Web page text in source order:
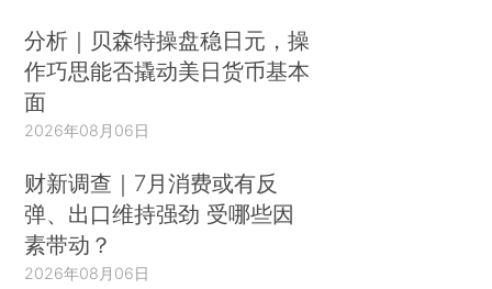
分析｜贝森特操盘稳日元，操
作巧思能否撬动美日货币基本
面
2026年08月06日
财新调查｜7月消费或有反
弹、出口维持强劲 受哪些因
素带动？
2026年08月06日